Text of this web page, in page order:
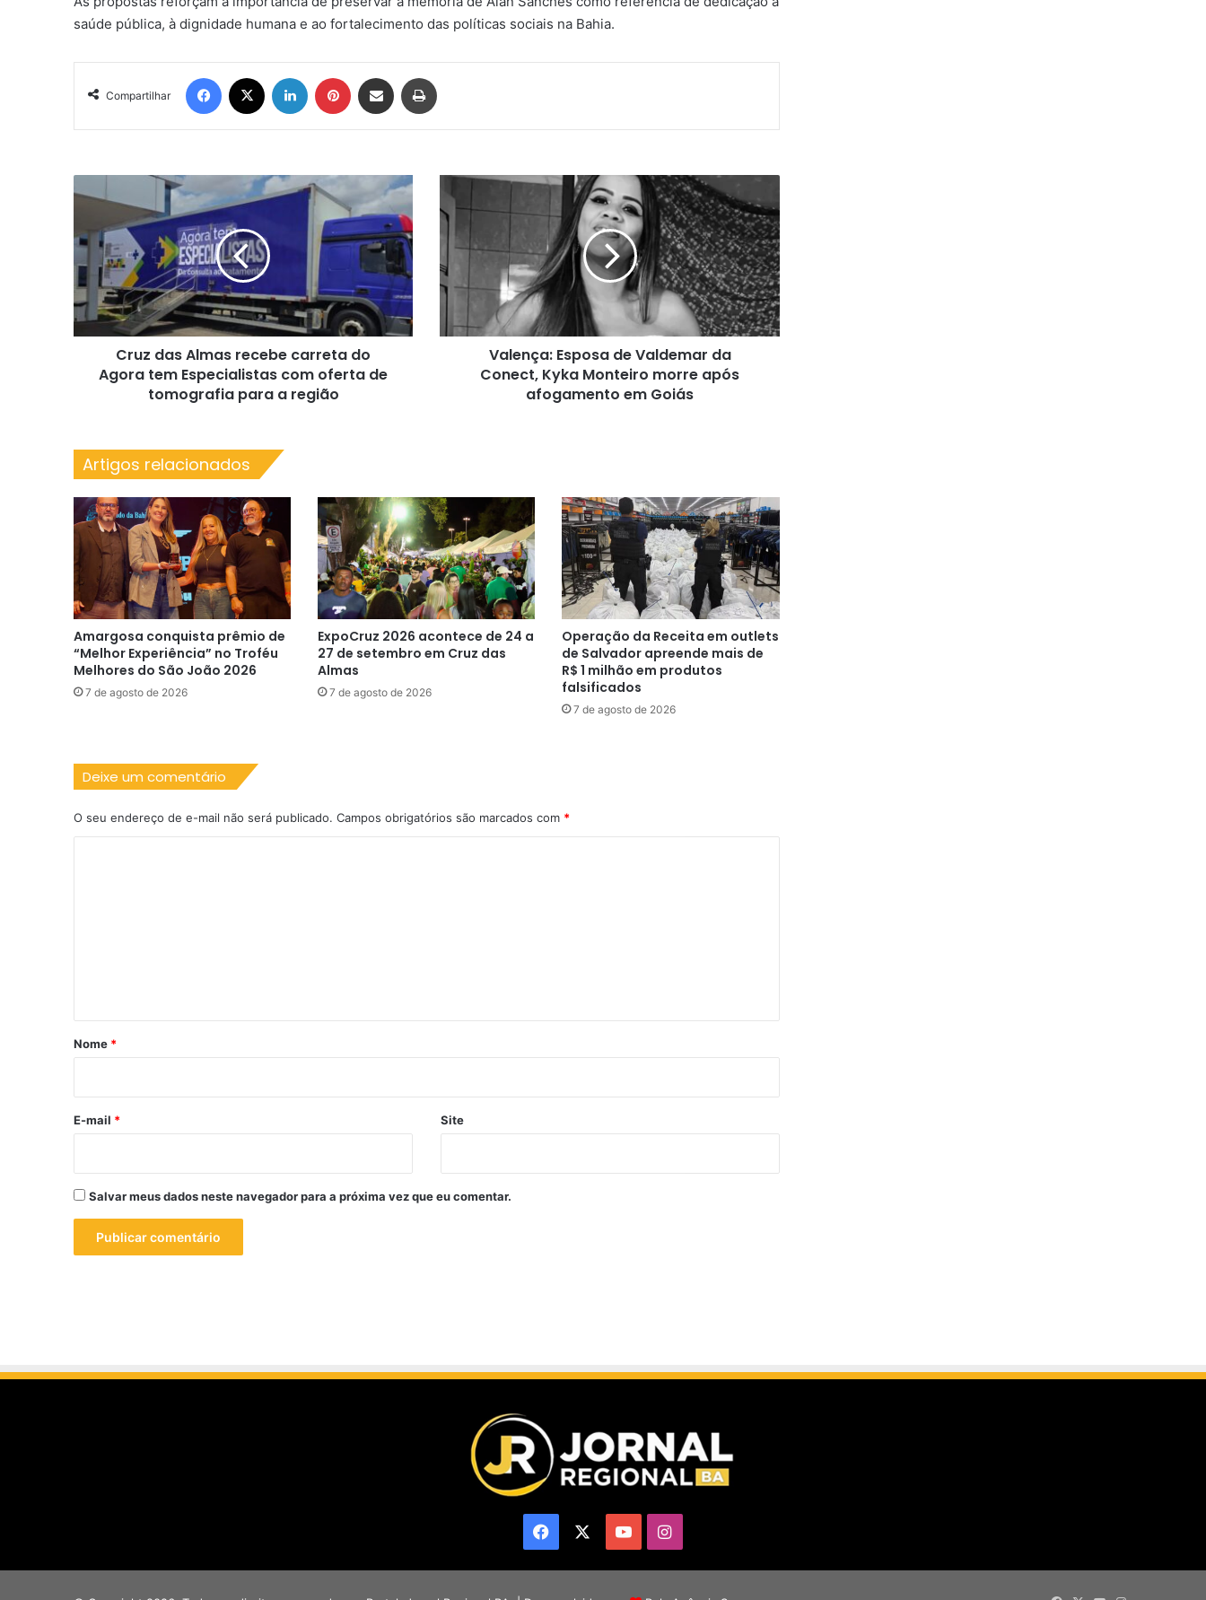
saúde pública, à dignidade humana e ao fortalecimento das políticas sociais na Bahia.
Compartilhar
Facebook Linkedin Pinterest Compartilhar via e-mail
das
recebe
carreta
Agora
tem
Especialistas
oferta
a
região
Cruz das Almas recebe carreta do
Agora tem Especialistas com oferta de
tomografia para a região
Valença:
Esposa
de
Valdemar
Conect,
Kyka
morre
afogamento
Valença: Esposa de Valdemar da
Conect, Kyka Monteiro morre após
afogamento em Goiás
Artigos relacionados
Amargosa conquista prêmio de
“Melhor Experiência” no Troféu
Melhores do São João 2026
7 de agosto de 2026
ExpoCruz 2026 acontece de 24 a
27 de setembro em Cruz das
Almas
7 de agosto de 2026
Operação da Receita em outlets
de Salvador apreende mais de
R$ 1 milhão em produtos
falsificados
7 de agosto de 2026
Deixe um comentário
O seu endereço de e-mail não será publicado. Campos obrigatórios são marcados com *
r
*
Nome *
E-mail * Site
Salvar meus dados neste navegador para a próxima vez que eu comentar.
Facebook YouTubeInstagram